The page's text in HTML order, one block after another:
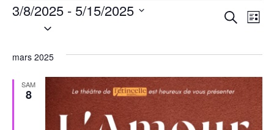
de
vues
Recherche
Liste
3/8/2025 - 5/15/2025
Sélectionnez
mars 2025
SAM
8